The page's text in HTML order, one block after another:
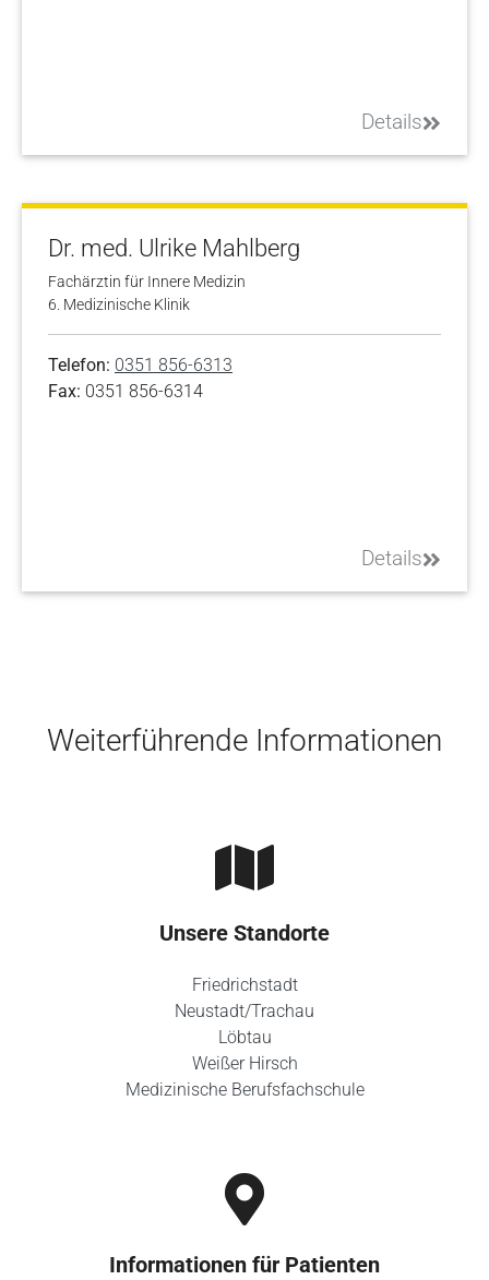
Details
Dr. med. Ulrike Mahlberg
Fachärztin für Innere Medizin
6. Medizinische Klinik
Telefon: 0351 856-6313
Fax: 0351 856-6314
Details
Weiterführende Informationen
Unsere Standorte
Friedrichstadt
Neustadt/Trachau
Löbtau
Weißer Hirsch
Medizinische Berufsfachschule
Informationen für Patienten